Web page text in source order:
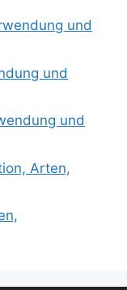
und
und
und
Arten,